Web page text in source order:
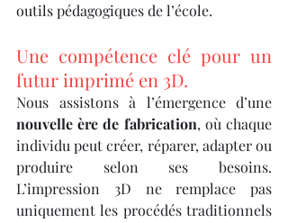
outils pédagogiques de l’école.
Une compétence clé pour un
futur imprimé en 3D.
nouvelle ère de fabrication, où chaque
individu peut créer, réparer, adapter ou
produire selon ses besoins.
L’impression 3D ne remplace pas
uniquement les procédés traditionnels